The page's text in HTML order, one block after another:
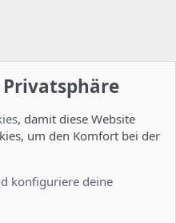
, damit diese Website
um den Komfort bei der
konfiguriere deine